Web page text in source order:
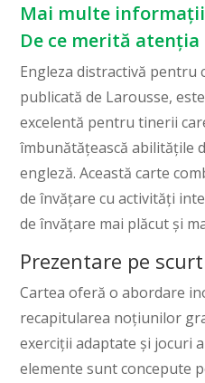
Mai multe informații
De ce merită atenția
Engleza distractivă pentru
publicată de Larousse,
excelentă pentru tinerii
îmbunătățească abilitățile
engleză. Această carte
de învățare cu activități
de învățare mai plăcut și
Prezentare pe scurt
Cartea oferă o abordare
recapitularea noțiunilor
exerciții adaptate și jocuri
elemente sunt concepute